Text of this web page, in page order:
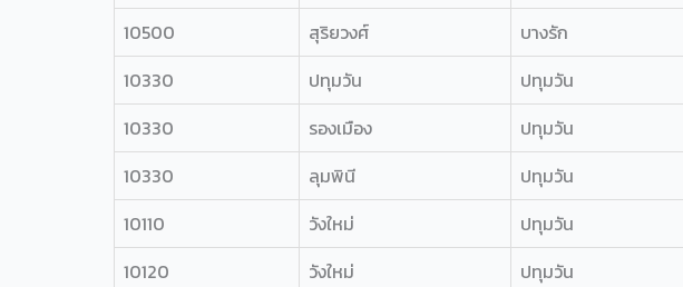
10500
สุริยวงศ์
บางรัก
10330
ปทุมวัน
ปทุมวัน
10330
รองเมือง
ปทุมวัน
10330
ลุมพินี
ปทุมวัน
10110
วังใหม่
ปทุมวัน
10120
วังใหม่
ปทุมวัน